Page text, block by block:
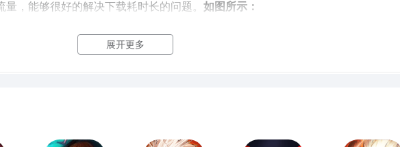
，能够很好的解决下载耗时长的问题。 如图所示：
展开更多
放置RPG好玩吗？地下城与勇士：放置RPG值不值得玩？现在就为大家来简单分析